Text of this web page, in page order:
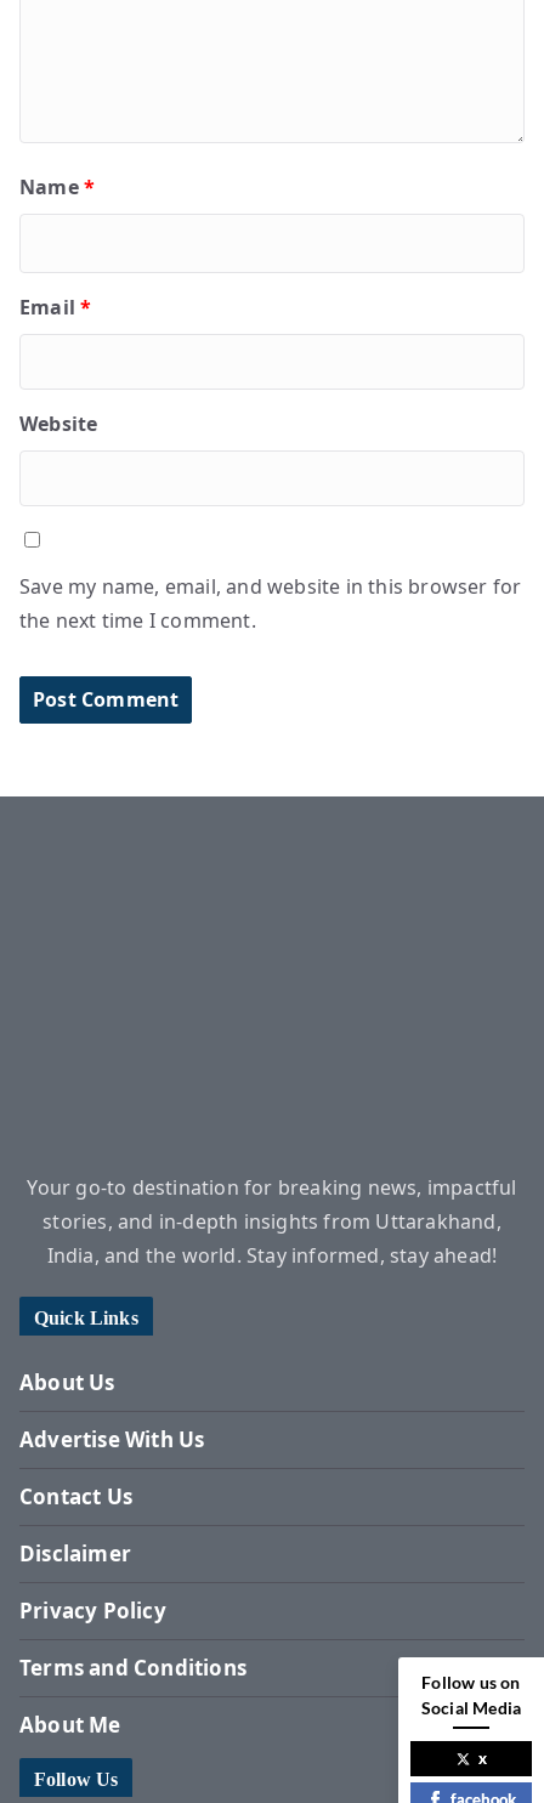
Name*
Email*
Website
Save my name, email, and website in this browser for
the next time I comment.
Your go-to destination for breaking news, impactful
stories, and in-depth insights from Uttarakhand,
India, and the world. Stay informed, stay ahead!
Quick Links
About Us
Advertise With Us
Contact Us
Disclaimer
Privacy Policy
Terms and Conditions
About Me
Follow Us
Follow us on
Social Media
x